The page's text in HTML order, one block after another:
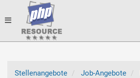
Toggle
Stellenangebote
Job-Angebote